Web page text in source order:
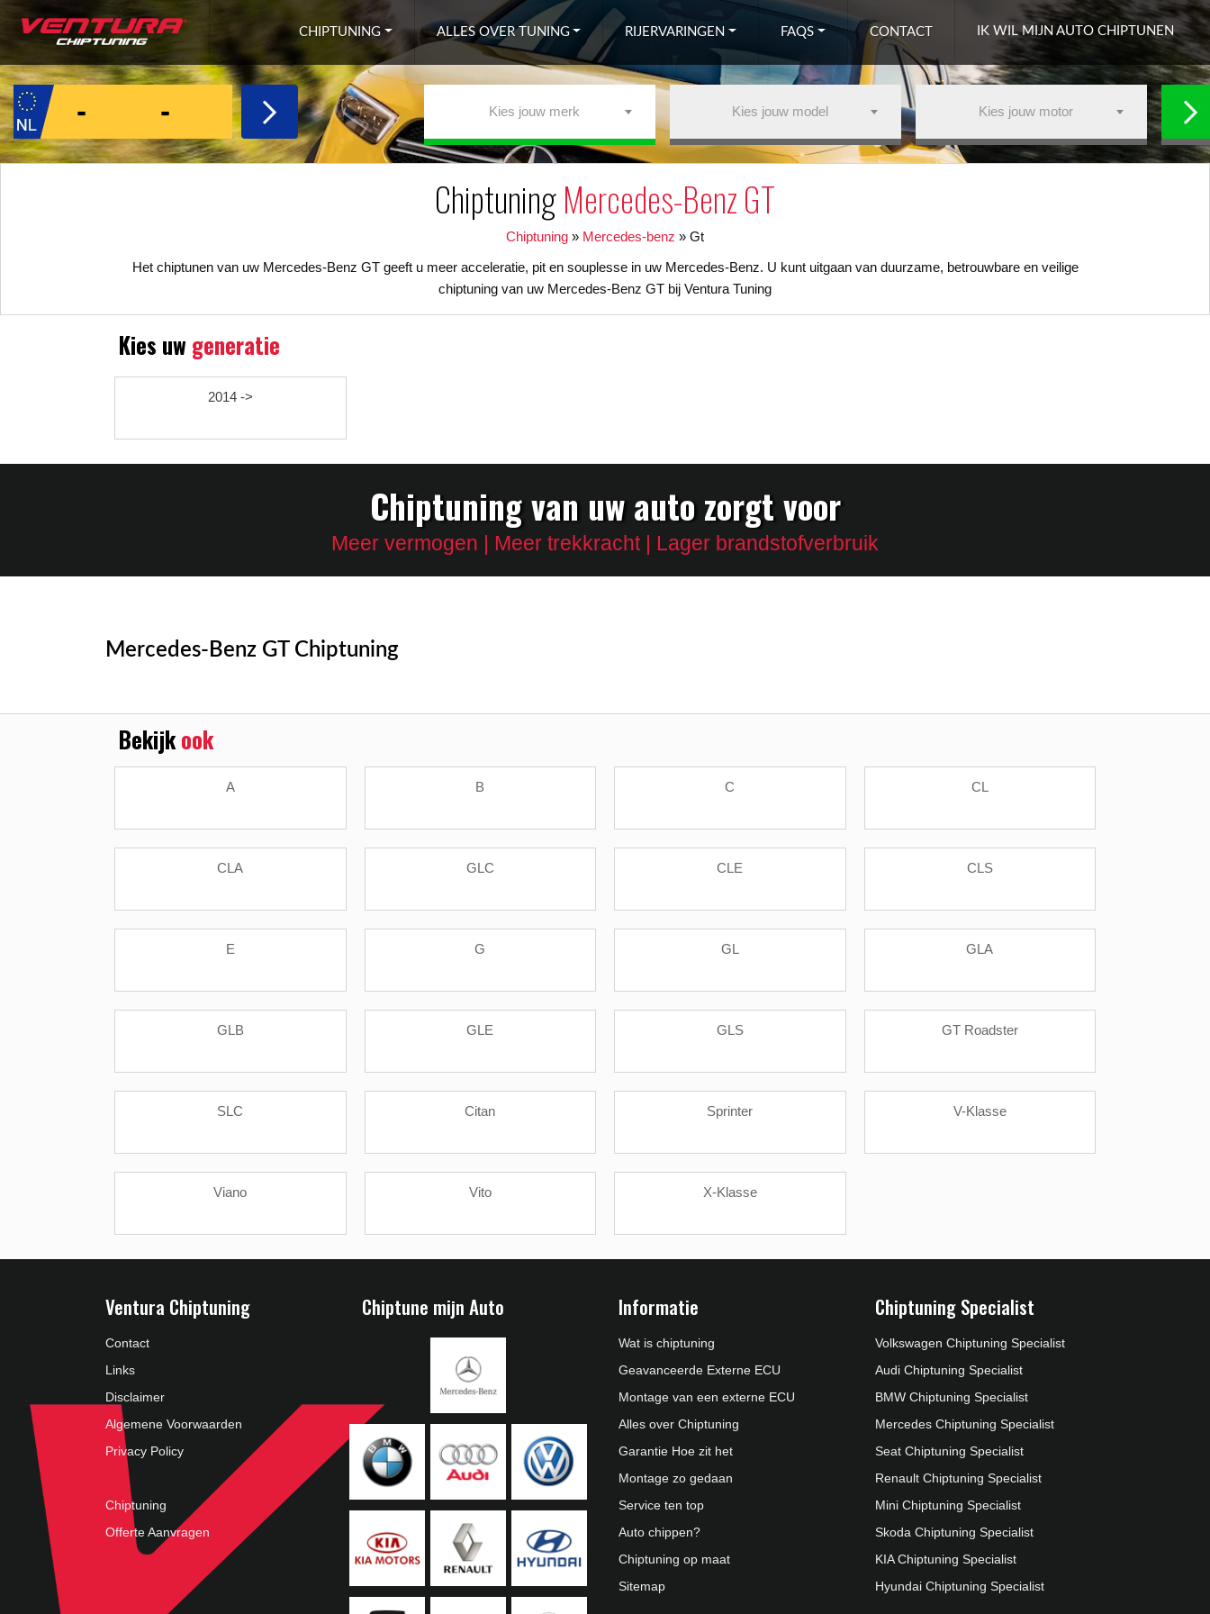
Ga naar inhoud
CHIPTUNING ALLES OVER TUNING RIJERVARINGEN FAQS CONTACT IK WIL MIJN AUTO CHIPTUNEN
Kies jouw merk Kies jouw model Kies jouw motor
ChiptuningMercedes-Benz GT
Chiptuning » Mercedes-benz » Gt
Het chiptunen van uw Mercedes-Benz GT geeft u meer acceleratie, pit en souplesse in uw Mercedes-Benz. U kunt uitgaan van duurzame, betrouwbare en veilige
chiptuning van uw Mercedes-Benz GT bij Ventura Tuning
Kies uwgeneratie
2014 ->
Chiptuning van uw auto zorgt voor
Meer vermogen | Meer trekkracht | Lager brandstofverbruik
Mercedes-Benz GT Chiptuning
Bekijkook
A B C CL
CLA GLC CLE CLS
E G GL GLA
GLB GLE GLS GT Roadster
SLC Citan Sprinter V-Klasse
Viano Vito X-Klasse
Ventura Chiptuning
Contact
Links
Disclaimer
Algemene Voorwaarden
Privacy Policy
Chiptuning
Offerte Aanvragen
Chiptune mijn Auto Informatie
Wat is chiptuning
Geavanceerde Externe ECU
Montage van een externe ECU
Alles over Chiptuning
Garantie Hoe zit het
Montage zo gedaan
Service ten top
Auto chippen?
Chiptuning op maat
Sitemap
Chiptuning Specialist
Volkswagen Chiptuning Specialist
Audi Chiptuning Specialist
BMW Chiptuning Specialist
Mercedes Chiptuning Specialist
Seat Chiptuning Specialist
Renault Chiptuning Specialist
Mini Chiptuning Specialist
Skoda Chiptuning Specialist
KIA Chiptuning Specialist
Hyundai Chiptuning Specialist